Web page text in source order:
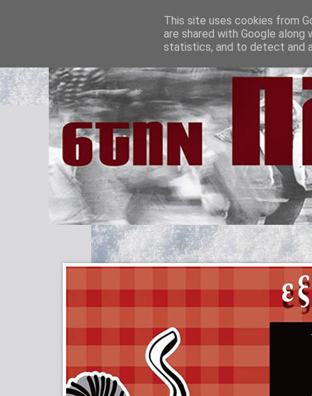
This site uses cookies from
are shared with Google
statistics, and to detect and